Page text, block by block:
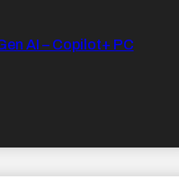
AI – Copilot+ PC